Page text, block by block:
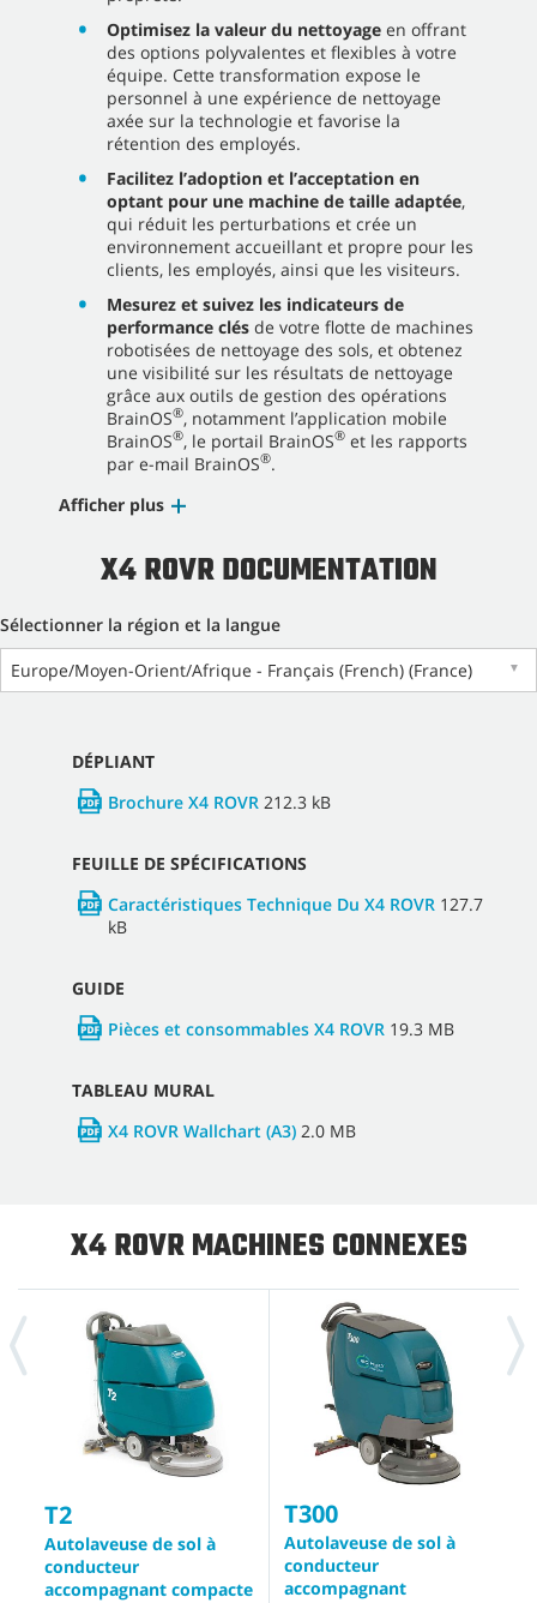
Optimisez la valeur du nettoyage en offrant
des options polyvalentes et flexibles à votre
équipe. Cette transformation expose le
personnel à une expérience de nettoyage
axée sur la technologie et favorise la
rétention des employés.
Facilitez l’adoption et l’acceptation en
optant pour une machine de taille adaptée,
qui réduit les perturbations et crée un
environnement accueillant et propre pour les
clients, les employés, ainsi que les visiteurs.
Mesurez et suivez les indicateurs de
performance clés de votre flotte de machines
robotisées de nettoyage des sols, et obtenez
une visibilité sur les résultats de nettoyage
grâce aux outils de gestion des opérations
BrainOS®, notamment l’application mobile
BrainOS®, le portail BrainOS® et les rapports
par e-mail BrainOS®.
Afficher plus
X4 ROVR DOCUMENTATION
Sélectionner la région et la langue
Europe/Moyen-Orient/Afrique - Français (French) (France)
▼
DÉPLIANT
Brochure X4 ROVR 212.3 kB
FEUILLE DE SPÉCIFICATIONS
Caractéristiques Technique Du X4 ROVR 127.7
kB
GUIDE
Pièces et consommables X4 ROVR 19.3 MB
TABLEAU MURAL
X4 ROVR Wallchart (A3) 2.0 MB
X4 ROVR MACHINES CONNEXES
T2
Autolaveuse de sol à
conducteur
accompagnant compacte
T300
Autolaveuse de sol à
conducteur
accompagnant